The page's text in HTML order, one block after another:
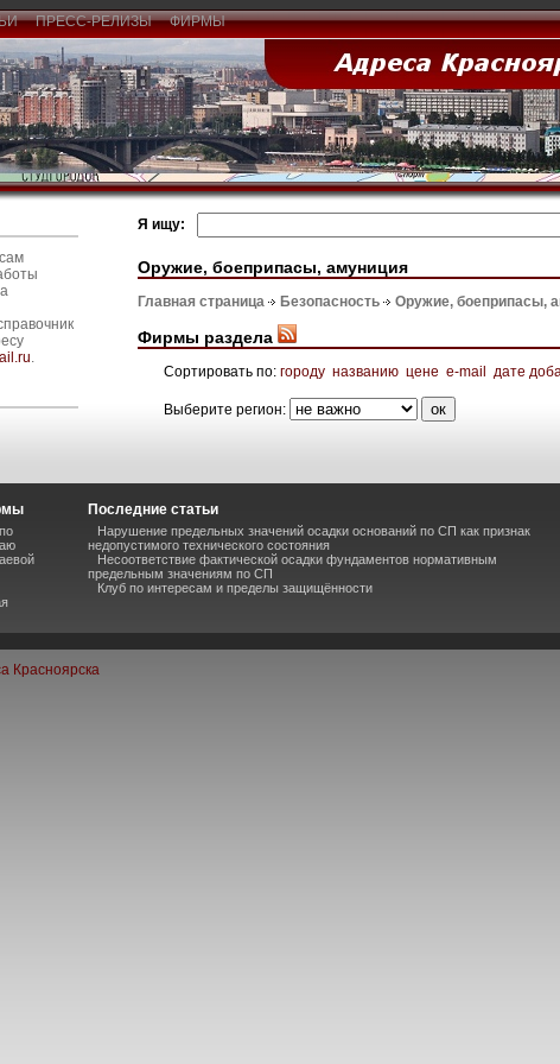
ПРЕСС-РЕЛИЗЫ ФИРМЫ
.
Я ищу:
Оружие, боеприпасы, амуниция
Главная страница Безопасность Оружие, боеприпасы,
Фирмы раздела
Сортировать по: городу названию цене e-mail дате
Выберите регион:
Последние статьи
Нарушение предельных значений осадки оснований по СП как признак
недопустимого технического состояния
Несоответствие фактической осадки фундаментов нормативным
предельным значениям по СП
Клуб по интересам и пределы защищённости
Красноярска